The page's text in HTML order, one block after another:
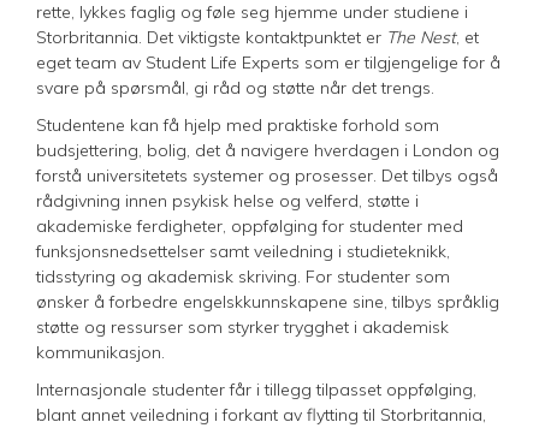
rette, lykkes faglig og føle seg hjemme under studiene i
Storbritannia. Det viktigste kontaktpunktet er The Nest, et
eget team av Student Life Experts som er tilgjengelige for å
svare på spørsmål, gi råd og støtte når det trengs.
Studentene kan få hjelp med praktiske forhold som
budsjettering, bolig, det å navigere hverdagen i London og
forstå universitetets systemer og prosesser. Det tilbys også
rådgivning innen psykisk helse og velferd, støtte i
akademiske ferdigheter, oppfølging for studenter med
funksjonsnedsettelser samt veiledning i studieteknikk,
tidsstyring og akademisk skriving. For studenter som
ønsker å forbedre engelskkunnskapene sine, tilbys språklig
støtte og ressurser som styrker trygghet i akademisk
kommunikasjon.
Internasjonale studenter får i tillegg tilpasset oppfølging,
blant annet veiledning i forkant av flytting til Storbritannia,